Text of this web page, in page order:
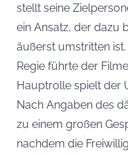
stellt seine
ein Ansatz, der dazu
äußerst umstritten ist.
Regie führte der
Hauptrolle spielt der
Nach Angaben des
zu einem großen
nachdem die